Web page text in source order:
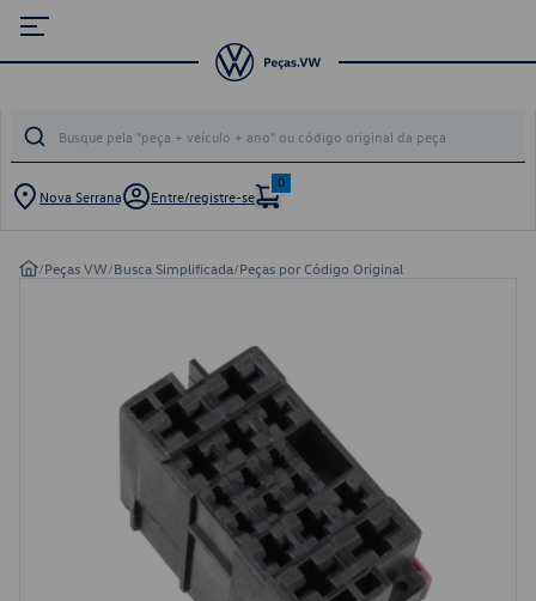
Nova Serrana Entre/registre-se
0
/Peças VW/Busca Simplificada/Peças por Código Original